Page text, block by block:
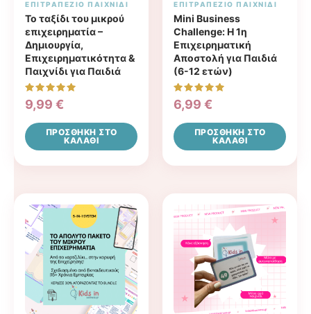
ΕΠΙΤΡΑΠΈΖΙΟ ΠΑΙΧΝΊΔΙ
Το ταξίδι του μικρού
επιχειρηματία –
Δημιουργία,
Επιχειρηματικότητα &
Παιχνίδι για Παιδιά
Βαθμολογήθηκε
με
από 5
9,99 €
ΠΡΟΣΘΉΚΗ ΣΤΟ
ΚΑΛΆΘΙ
ΕΠΙΤΡΑΠΈΖΙΟ ΠΑΙΧΝΊΔΙ
Mini Business
Challenge: Η 1η
Επιχειρηματική
Αποστολή για Παιδιά
(6-12 ετών)
Βαθμολογήθηκε
με
από 5
6,99 €
ΠΡΟΣΘΉΚΗ ΣΤΟ
ΚΑΛΆΘΙ
range:
16,99